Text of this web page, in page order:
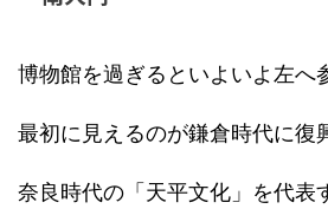
博物館を過ぎるといよいよ左へ
最初に見えるのが鎌倉時代に復
奈良時代の「天平文化」を代表